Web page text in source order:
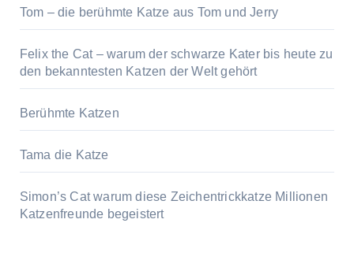
Tom – die berühmte Katze aus Tom und Jerry
Felix the Cat – warum der schwarze Kater bis heute zu
den bekanntesten Katzen der Welt gehört
Berühmte Katzen
Tama die Katze
Simon’s Cat warum diese Zeichentrickkatze Millionen
Katzenfreunde begeistert